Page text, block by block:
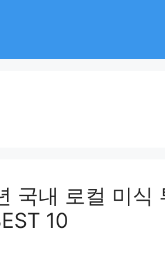
국내 로컬 미식
10